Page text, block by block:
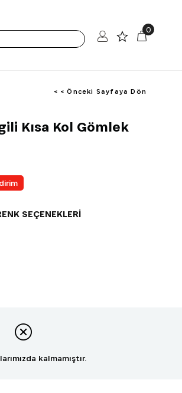
0
< < Önceki Sayfaya Dön
Kısa Kol Gömlek
SEÇENEKLERI
kalmamıştır.